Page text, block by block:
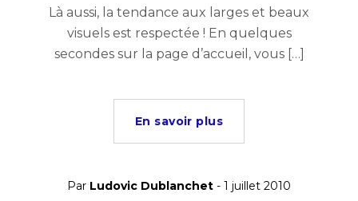
Là aussi, la tendance aux larges et beaux
visuels est respectée ! En quelques
secondes sur la page d’accueil, vous […]
En savoir plus
Par Ludovic Dublanchet - 1 juillet 2010